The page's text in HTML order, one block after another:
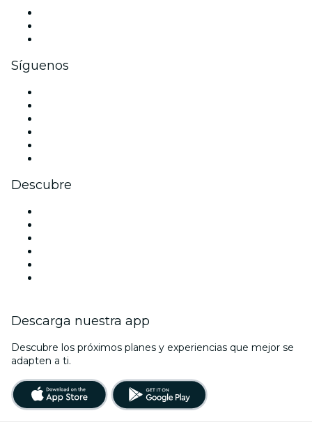
Síguenos
Descubre
Descarga nuestra app
Descubre los próximos planes y experiencias que mejor se
adapten a ti.